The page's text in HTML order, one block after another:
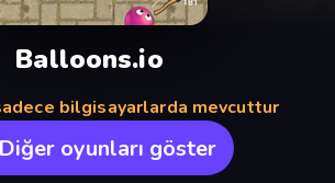
Balloons.io
bilgisayarlarda mevcuttur
Diğer oyunları göster